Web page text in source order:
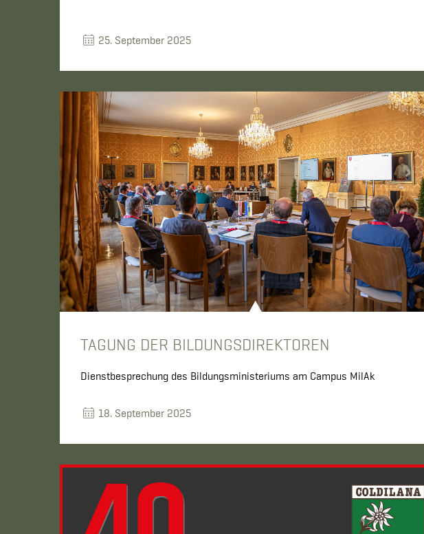
25. September 2025
TAGUNG DER BILDUNGSDIREKTOREN
Dienstbesprechung des Bildungsministeriums am Campus MilAk
18. September 2025